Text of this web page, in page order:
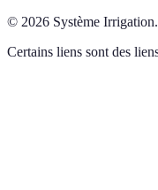
© 2026 Système Irrigation.
Certains liens sont des